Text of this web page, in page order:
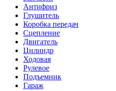
Антифриз
Глушитель
Коробка передач
Сцепление
Двигатель
Цилиндр
Ходовая
Рулевое
Подъемник
Гараж